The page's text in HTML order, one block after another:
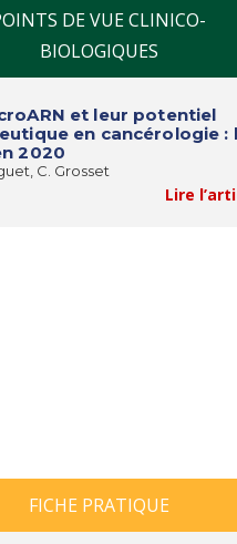
DE VUE CLINICO-
BIOLOGIQUES
et leur potentiel
en cancérologie :
2020
C. Grosset
Lire
FICHE PRATIQUE